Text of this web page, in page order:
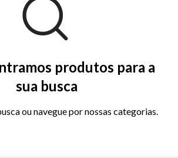
produtos para a
sua busca
ou navegue por nossas categorias.